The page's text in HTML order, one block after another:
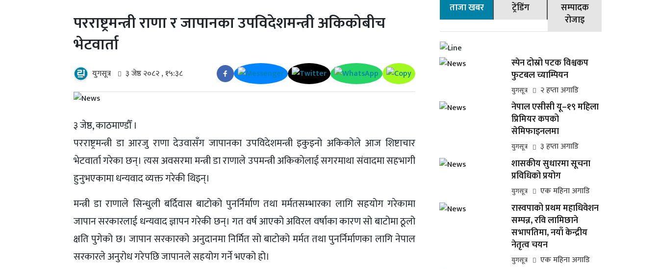
परराष्ट्रमन्त्री राणा र जापानका उपविदेशमन्त्री अकिकोबीच
भेटवार्ता
युगसूत्र ३ जेष्ठ २०८२ , १५:३८
३ जेष्ठ, काठमाण्डौँ ।
परराष्ट्रमन्त्री डा आरजु राणा देउवासँग जापानका उपविदेशमन्त्री इकुइनो अकिकोले आज शिष्टाचार
भेटवार्ता गरेका छन्। त्यस अवसरमा मन्त्री डा राणाले उपमन्त्री अकिकोलाई सगरमाथा संवादमा सहभागी
हुनुभएकामा धन्यवाद व्यक्त गरेकी थिइन्।
मन्त्री डा राणाले सिन्धुली बर्दिवास बाटोको पुनर्निर्माण तथा मर्मतसम्भारका लागि सहयोग गरेकामा
जापान सरकारलाई धन्यवाद ज्ञापन गरेकी छन्। गत वर्ष आएको अविरल वर्षाका कारण सो बाटोमा ठूलो
क्षति पुगेको छ। जापान सरकारको अनुदानमा निर्मित सो बाटोको मर्मत तथा पुनर्निर्माणका लागि नेपाल
सरकारले अनुरोध गरेपछि जापानले सहयोग गर्ने भएको हो।
ताजा खबर ट्रेंडिंग
सम्पादक
रोजाइ
स्पेन दोस्रो पटक विश्वकप
फुटबल च्याम्पियन
युगसूत्र २ हप्ता अगाडि
नेपाल एसीसी यू–१९ महिला
प्रिमियर कपको
सेमिफाइनलमा
युगसूत्र ३ हप्ता अगाडि
शासकीय सुधारमा सूचना
प्रविधिको प्रयोग
युगसूत्र एक महिना अगाडि
रास्वपाको प्रथम महाधिवेशन
सम्पन्न, रवि लामिछाने
सभापतिमा, नयाँ केन्द्रीय
नेतृत्व चयन
युगसूत्र एक महिना अगाडि